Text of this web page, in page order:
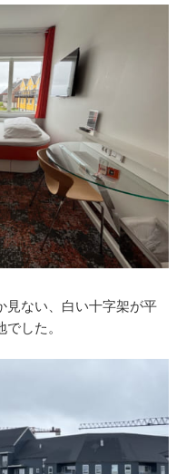
見ない、白い十字架が平
した。